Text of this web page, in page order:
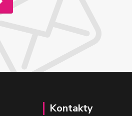
Kontakty